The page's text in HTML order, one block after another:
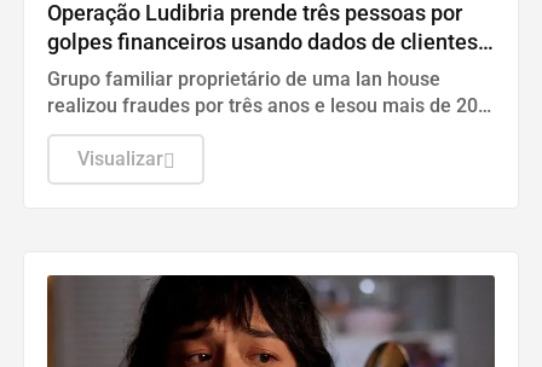
Operação Ludibria prende três pessoas por
golpes financeiros usando dados de clientes
na Paraíba
Grupo familiar proprietário de uma lan house
realizou fraudes por três anos e lesou mais de 20
pessoas em Sapé e João Pessoa
Visualizar